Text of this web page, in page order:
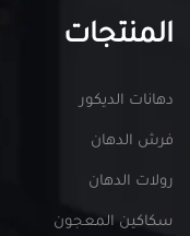
المنتجات
دهانات الديكور
فرش الدهان
رولات الدهان
سكاكين المعجون